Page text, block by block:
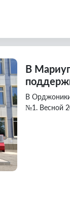
В
В
№1. Весной